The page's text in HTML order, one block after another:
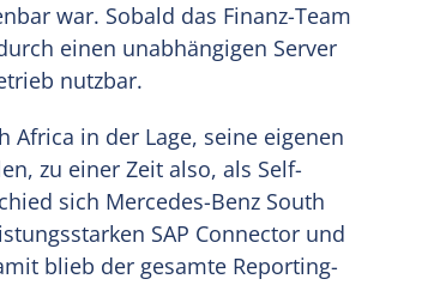
war. Sobald das Finanz-Team
einen unabhängigen Server
nutzbar.
Africa in der Lage, seine eigenen
zu einer Zeit also, als Self-
sich Mercedes-Benz South
SAP Connector und
blieb der gesamte Reporting-